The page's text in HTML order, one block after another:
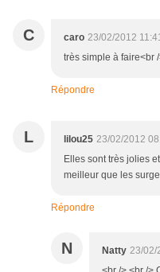
C caro 23/02/2012
très simple à faire<br
Répondre
L lilou25 23/02/2012
Elles sont très jolies
meilleur que les
Répondre
N Natty 23/02/